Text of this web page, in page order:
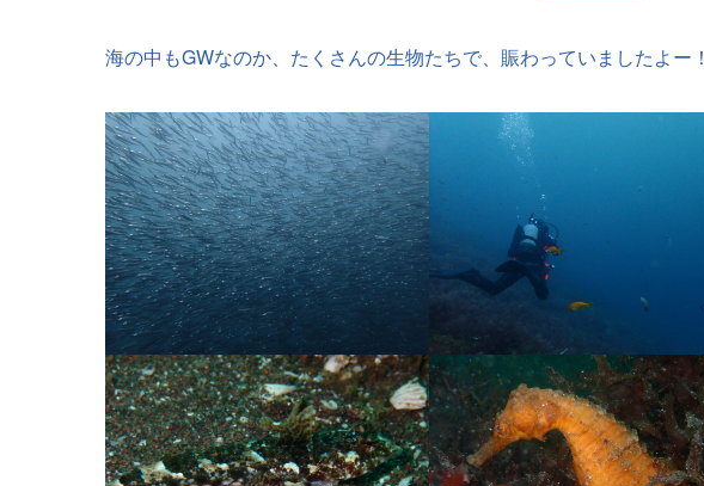
海の中もGWなのか、たくさんの生物たちで、賑わっていましたよー！